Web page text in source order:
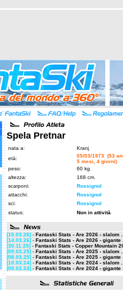
Spela Pretnar
nata a:
Kranj
età:
05/03/1973 (53
5 mesi, 4 giorni)
peso:
60 kg.
altezza:
168 cm.
scarponi:
Rossignol
attacchi:
Rossignol
sci:
Rossignol
status:
Non in attività
[15.03.26] - Fantaski Stats - Are 2026 - slalom
[14.03.26] - Fantaski Stats - Are 2026 - gigante
[30.11.25] - Fantaski Stats - Copper Mountain
[09.03.25] - Fantaski Stats - Are 2025 - slalom
[08.03.25] - Fantaski Stats - Are 2025 - gigante
[10.03.24] - Fantaski Stats - Are 2024 - slalom
[09.03.24] - Fantaski Stats - Are 2024 - gigante